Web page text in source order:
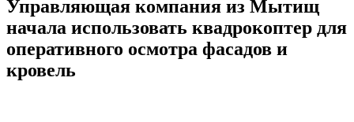
Управляющая компания из Мытищ
начала использовать квадрокоптер для
оперативного осмотра фасадов и
кровель